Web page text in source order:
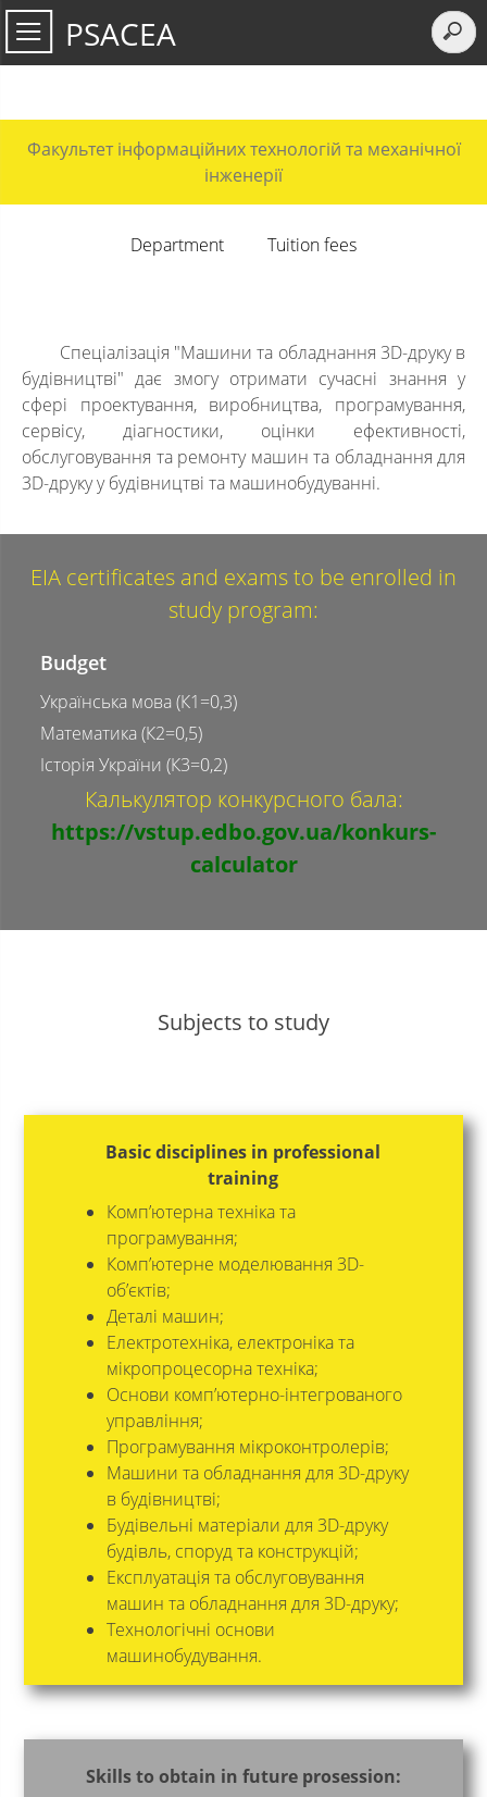
PSACEA
Факультет інформаційних технологій та механічної
інженерії
Department Tuition fees
Спеціалізація "Машини та обладнання 3D-друку в
будівництві" дає змогу отримати сучасні знання у
сфері проектування, виробництва, програмування,
сервісу, діагностики, оцінки ефективності,
обслуговування та ремонту машин та обладнання для
3D-друку у будівництві та машинобудуванні.
EIA certificates and exams to be enrolled in
study program:
Budget
Українська мова (К1=0,3)
Математика (К2=0,5)
Історія України (К3=0,2)
Калькулятор конкурсного бала:
https://vstup.edbo.gov.ua/konkurs-
calculator
Subjects to study
Basic disciplines in professional
training
Комп’ютерна техніка та
програмування;
Комп’ютерне моделювання 3D-
об’єктів;
Деталі машин;
Електротехніка, електроніка та
мікропроцесорна техніка;
Основи комп’ютерно-інтегрованого
управління;
Програмування мікроконтролерів;
Машини та обладнання для 3D-друку
в будівництві;
Будівельні матеріали для 3D-друку
будівль, споруд та конструкцій;
Експлуатація та обслуговування
машин та обладнання для 3D-друку;
Технологічні основи
машинобудування.
Skills to obtain in future prosession: